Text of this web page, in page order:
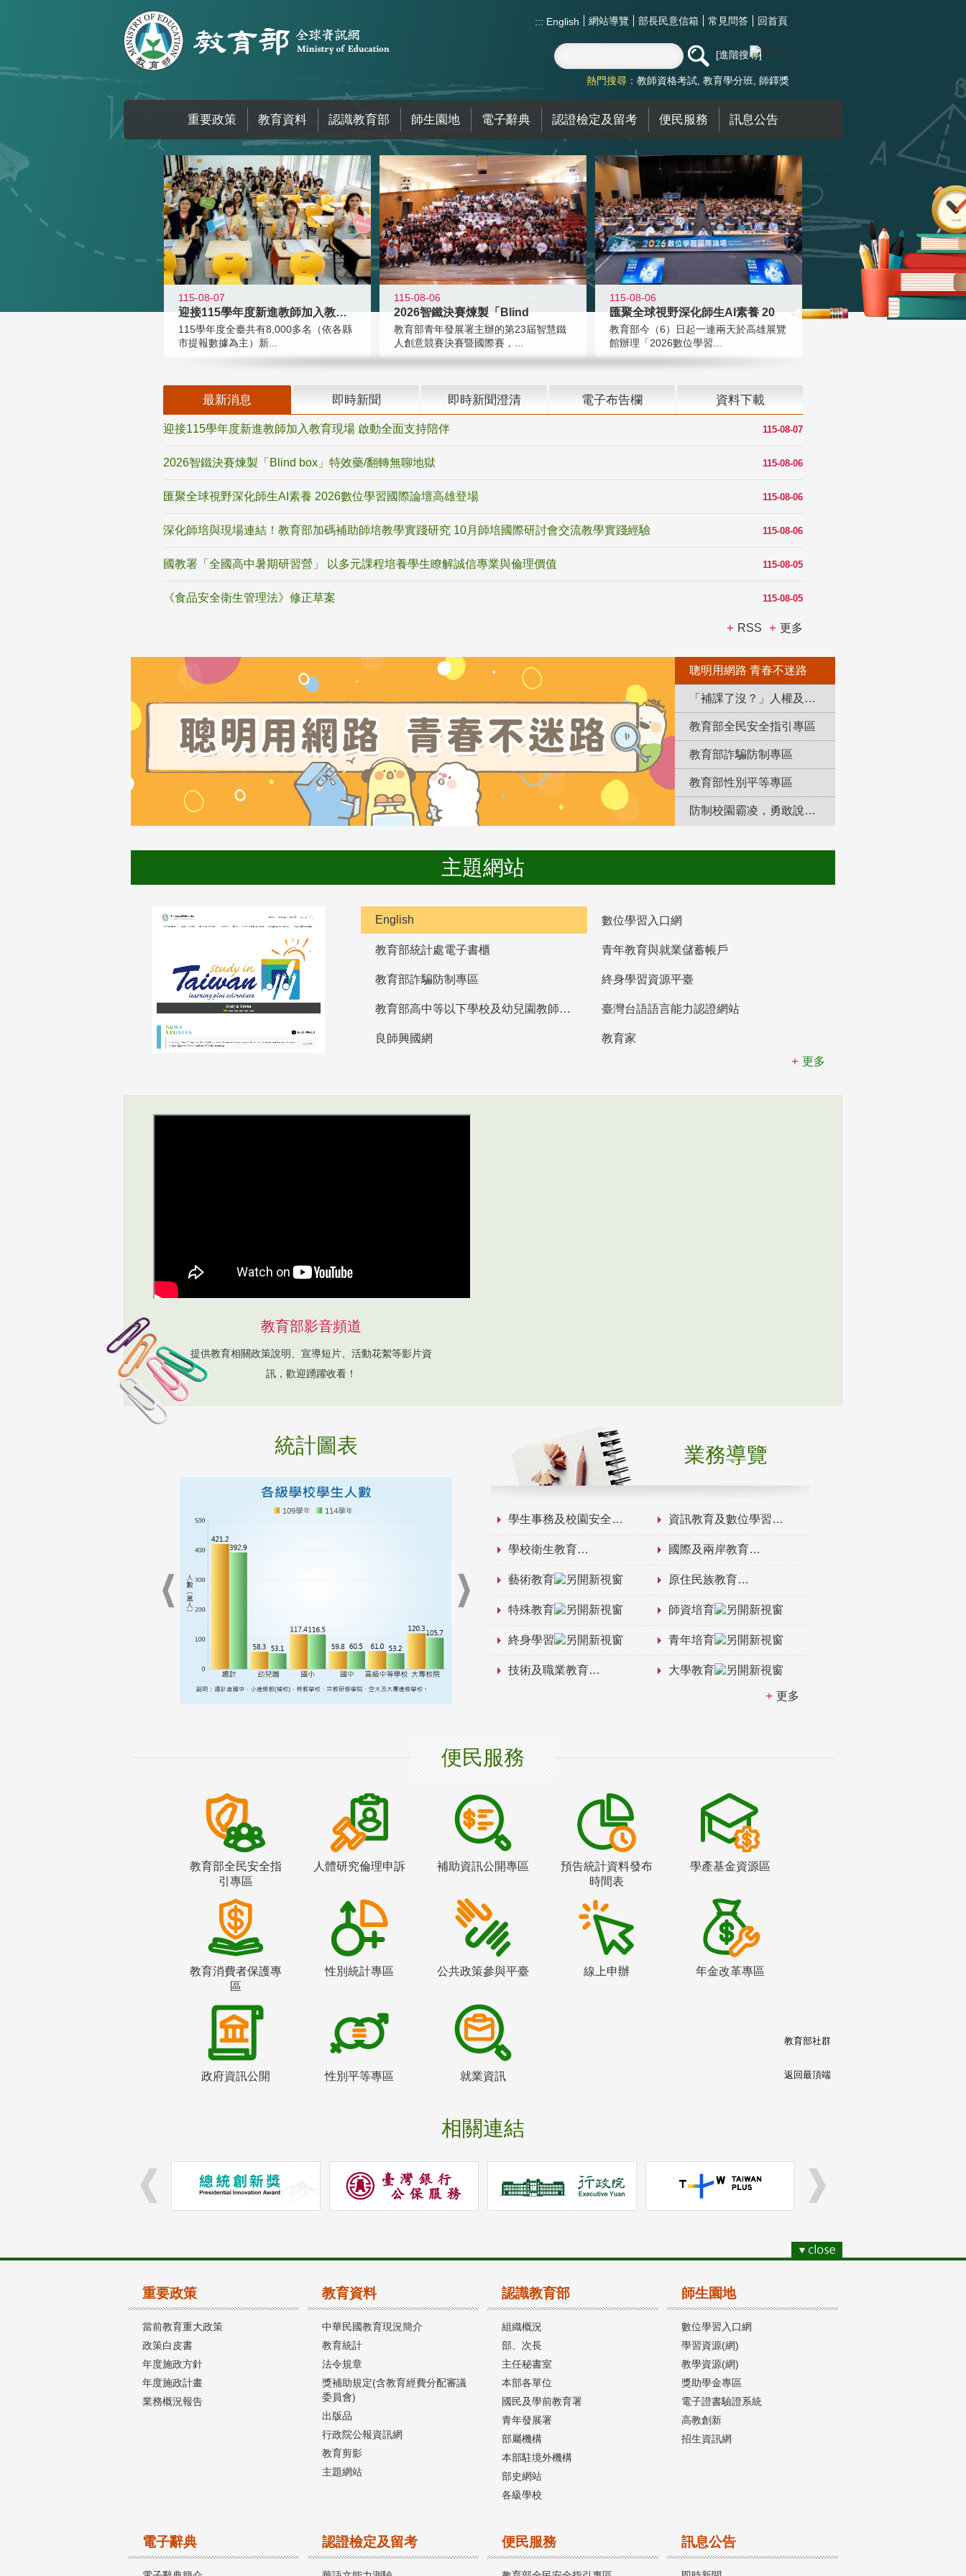
::: English 網站導覽 部長民意信箱 常見問答 回首頁
進階搜尋
熱門搜尋： 教師資格考試 教育學分班 師鐸獎
重要政策 教育資料 認識教育部 師生園地 電子辭典 認證檢定及留考 便民服務 訊息公告
:::
115-08-07
迎接115學年度新進教師加入教育現
115學年度全臺共有8,000多名（依各縣
市提報數據為主）新...
115-08-06
2026智鐵決賽煉製「Blind
教育部青年發展署主辦的第23屆智慧鐵
人創意競賽決賽暨國際賽，...
115-08-06
匯聚全球視野深化師生AI素養 20
教育部今（6）日起一連兩天於高雄展覽
館辦理「2026數位學習...
最新消息 即時新聞 即時新聞澄清 電子布告欄 資料下載
115-08-07
迎接115學年度新進教師加入教育現場 啟動全面支持陪伴
115-08-06
2026智鐵決賽煉製「Blind box」特效藥/翻轉無聊地獄
115-08-06
匯聚全球視野深化師生AI素養 2026數位學習國際論壇高雄登場
115-08-06
深化師培與現場連結！教育部加碼補助師培教學實踐研究 10月師培國際研討會交流教學實踐經驗
115-08-05
國教署「全國高中暑期研習營」 以多元課程培養學生瞭解誠信專業與倫理價值
115-08-05
《食品安全衛生管理法》修正草案
RSS 更多
聰明用網路 青春不迷路
「補課了沒？」人權及轉型正義教育專區
教育部全民安全指引專區
教育部詐騙防制專區
教育部性別平等專區
防制校園霸凌，勇敢說出來！
主題網站
English 數位學習入口網
教育部統計處電子書櫃 青年教育與就業儲蓄帳戶
教育部詐騙防制專區 終身學習資源平臺
教育部高中等以下學校及幼兒園教師資格檢定考試 臺灣台語語言能力認證網站
良師興國網
教育家
更多
教育部影音頻道
提供教育相關政策說明、宣導短片、活動花絮等影片資
訊，歡迎踴躍收看！
統計圖表 業務導覽
學生事務及校園安全 資訊教育及數位學習
學校衛生教育 國際及兩岸教育
藝術教育 原住民族教育
特殊教育 師資培育
終身學習 青年培育
技術及職業教育 大學教育
更多
便民服務
教育部全民安全指
引專區
人體研究倫理申訴 補助資訊公開專區
預告統計資料發布
時間表
學產基金資源區
教育消費者保護專
區
性別統計專區 公共政策參與平臺 線上申辦 年金改革專區
政府資訊公開 性別平等專區 就業資訊
相關連結
教育部社群
返回最頂端
重要政策
當前教育重大政策
政策白皮書
年度施政方針
年度施政計畫
業務概況報告
教育資料
中華民國教育現況簡介
教育統計
法令規章
獎補助規定(含教育經費分配審議
委員會)
出版品
行政院公報資訊網
教育剪影
主題網站
認識教育部
組織概況
部、次長
主任秘書室
本部各單位
國民及學前教育署
青年發展署
部屬機構
本部駐境外機構
部史網站
各級學校
師生園地
數位學習入口網
學習資源(網)
教學資源(網)
獎助學金專區
電子證書驗證系統
高教創新
招生資訊網
電子辭典 認證檢定及留考 便民服務 訊息公告